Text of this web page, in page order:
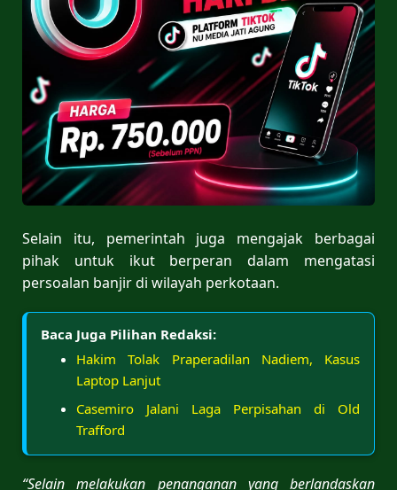
Selain itu, pemerintah juga mengajak berbagai
pihak untuk ikut berperan dalam mengatasi
persoalan banjir di wilayah perkotaan.
Baca Juga Pilihan Redaksi:
Hakim Tolak Praperadilan Nadiem, Kasus
Laptop Lanjut
Casemiro Jalani Laga Perpisahan di Old
Trafford
“Selain melakukan penanganan yang berlandaskan